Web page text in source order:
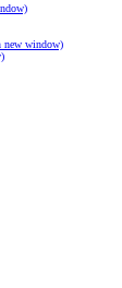
new window)